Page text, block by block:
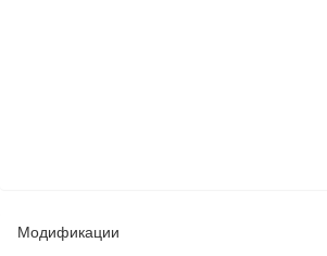
Модификации